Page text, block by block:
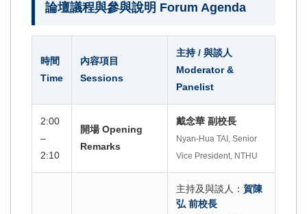
論壇議程與參與說明 Forum Agenda
時間
Time
內容項目
Sessions
主持 / 與談人
Moderator &
Panelist
2:00
–
2:10
開場 Opening
Remarks
戴念華 副校長
Nyan-Hua TAI, Senior
Vice President, NTHU
主持及與談人： 賀陳
弘 前校長